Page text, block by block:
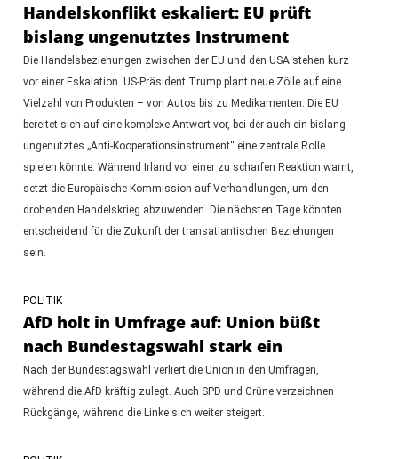
Handelskonflikt eskaliert: EU prüft
bislang ungenutztes Instrument
Die Handelsbeziehungen zwischen der EU und den USA stehen kurz
vor einer Eskalation. US-Präsident Trump plant neue Zölle auf eine
Vielzahl von Produkten – von Autos bis zu Medikamenten. Die EU
bereitet sich auf eine komplexe Antwort vor, bei der auch ein bislang
ungenutztes „Anti-Kooperationsinstrument“ eine zentrale Rolle
spielen könnte. Während Irland vor einer zu scharfen Reaktion warnt,
setzt die Europäische Kommission auf Verhandlungen, um den
drohenden Handelskrieg abzuwenden. Die nächsten Tage könnten
entscheidend für die Zukunft der transatlantischen Beziehungen
sein.
POLITIK
AfD holt in Umfrage auf: Union büßt
nach Bundestagswahl stark ein
Nach der Bundestagswahl verliert die Union in den Umfragen,
während die AfD kräftig zulegt. Auch SPD und Grüne verzeichnen
Rückgänge, während die Linke sich weiter steigert.